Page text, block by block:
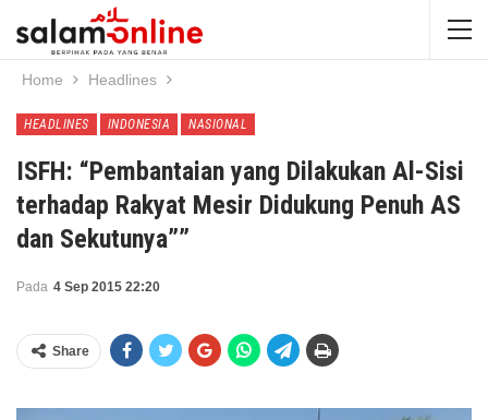
Home Headlines
HEADLINES INDONESIA NASIONAL
ISFH: “Pembantaian yang Dilakukan Al-Sisi
terhadap Rakyat Mesir Didukung Penuh AS
dan Sekutunya””
Pada 4 Sep 2015 22:20
Share